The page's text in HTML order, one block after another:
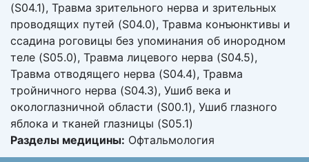
(S04.1), Травма зрительного нерва и зрительных
проводящих путей (S04.0), Травма конъюнктивы и
ссадина роговицы без упоминания об инородном
теле (S05.0), Травма лицевого нерва (S04.5),
Травма отводящего нерва (S04.4), Травма
тройничного нерва (S04.3), Ушиб века и
окологлазничной области (S00.1), Ушиб глазного
яблока и тканей глазницы (S05.1)
Разделы медицины: Офтальмология